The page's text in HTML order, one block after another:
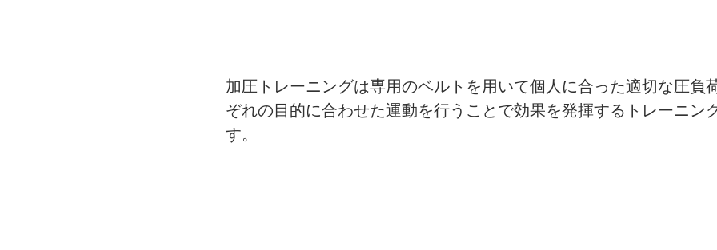
加圧トレーニングは専用のベルトを用いて個人に合った適切な圧負
ぞれの目的に合わせた運動を行うことで効果を発揮するトレーニン
す。